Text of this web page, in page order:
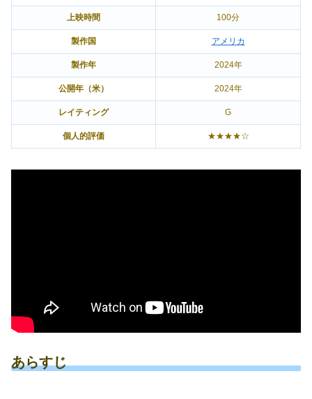
上映時間 100分
製作国 アメリカ
製作年 2024年
公開年（米） 2024年
レイティング G
個人的評価 ★★★★☆
あらすじ